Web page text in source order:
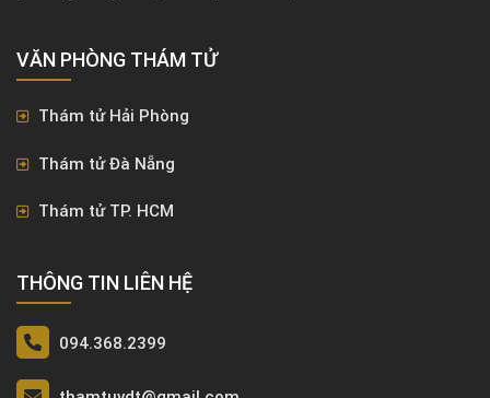
VĂN PHÒNG ​THÁM TỬ
Thám tử Hải Phòng
Thám tử Đà Nẵng
Thám tử TP. HCM
THÔNG TIN LIÊN HỆ
094.368.2399